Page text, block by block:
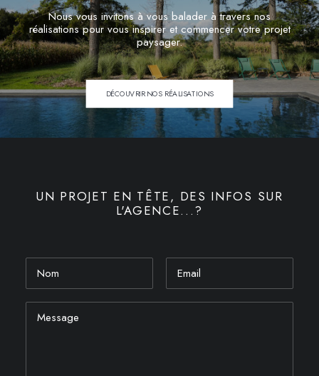
Nous vous invitons à vous balader à travers nos
réalisations pour vous inspirer et commencer votre projet
paysager.
DÉCOUVRIR NOS RÉALISATIONS
UN PROJET EN TÊTE, DES INFOS SUR
L'AGENCE...?